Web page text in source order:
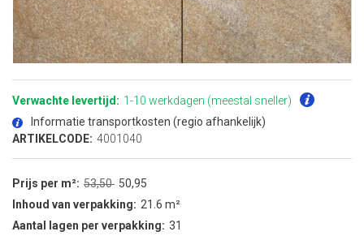
naar
begin
de
afbeeldingen-
Verwachte levertijd: 1-10 werkdagen (meestal sneller)
Informatie transportkosten (regio afhankelijk)
ARTIKELCODE: 4001040
Prijs per m² 53,50 50,95
Inhoud van verpakking
21.6 m²
Aantal lagen per verpakking
31